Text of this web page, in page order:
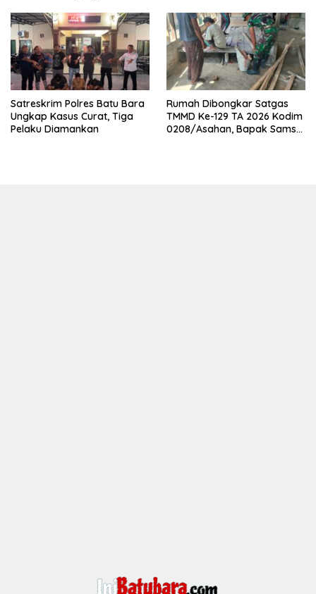
Satreskrim Polres Batu Bara
Ungkap Kasus Curat, Tiga
Pelaku Diamankan
Rumah Dibongkar Satgas
TMMD Ke-129 TA 2026 Kodim
0208/Asahan, Bapak Samsul